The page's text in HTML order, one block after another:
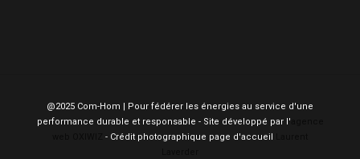
@2025 Com-Hom | Pour fédérer les énergies au service d'une
performance durable et responsable - Site développé par l'
- Crédit photographique page d'accueil